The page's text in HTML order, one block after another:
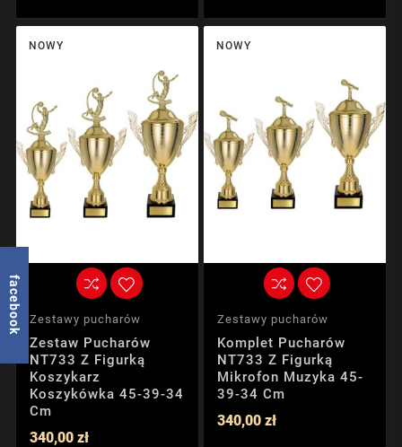
NOWY
Zestawy pucharów
Zestaw Pucharów
NT733 Z Figurką
Koszykarz
Koszykówka 45-39-34
Cm
340,00 zł
NOWY
Zestawy pucharów
Komplet Pucharów
NT733 Z Figurką
Mikrofon Muzyka 45-
39-34 Cm
340,00 zł
facebook